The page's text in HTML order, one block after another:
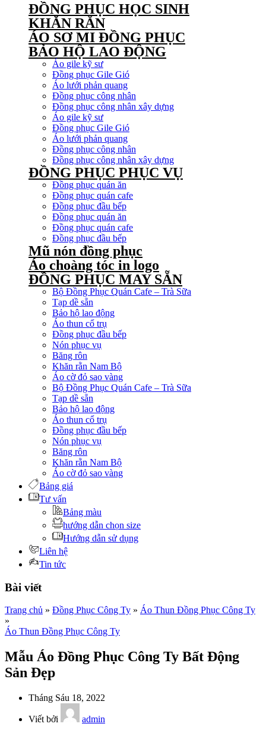
ĐỒNG PHỤC HỌC SINH
KHĂN RẰN
ÁO SƠ MI ĐỒNG PHỤC
BẢO HỘ LAO ĐỘNG
Áo gile kỹ sư
Đồng phục Gile Gió
Áo lưới phản quang
Đồng phục công nhân
Đồng phục công nhân xây dựng
Áo gile kỹ sư
Đồng phục Gile Gió
Áo lưới phản quang
Đồng phục công nhân
Đồng phục công nhân xây dựng
ĐỒNG PHỤC PHỤC VỤ
Đồng phục quán ăn
Đồng phục quán cafe
Đồng phục đầu bếp
Đồng phục quán ăn
Đồng phục quán cafe
Đồng phục đầu bếp
Mũ nón đồng phục
Áo choàng tóc in logo
ĐỒNG PHỤC MAY SẴN
Bộ Đồng Phục Quán Cafe – Trà Sữa
Tạp dề sẵn
Bảo hộ lao động
Áo thun cổ trụ
Đồng phục đầu bếp
Nón phục vụ
Băng rôn
Khăn rằn Nam Bộ
Áo cờ đỏ sao vàng
Bộ Đồng Phục Quán Cafe – Trà Sữa
Tạp dề sẵn
Bảo hộ lao động
Áo thun cổ trụ
Đồng phục đầu bếp
Nón phục vụ
Băng rôn
Khăn rằn Nam Bộ
Áo cờ đỏ sao vàng
Bảng giá
Tư vấn
Bảng màu
hướng dẫn chọn size
Hướng dẫn sử dụng
Liên hệ
Tin tức
Bài viết
Trang chủ » Đồng Phục Công Ty » Áo Thun Đồng Phục Công Ty
»
Áo Thun Đồng Phục Công Ty
Mẫu Áo Đồng Phục Công Ty Bất Động
Sản Đẹp
Tháng Sáu 18, 2022
Viết bởi admin